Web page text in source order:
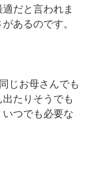
だと言われま
あるのです。
じお母さんでも
たりそうでも
つでも必要な